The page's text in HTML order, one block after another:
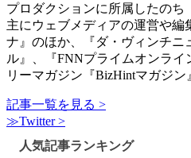
プロダクションに所属したのち
主にウェブメディアの運営や編
ナ』のほか、『ダ・ヴィンチニ
ル』、『FNNプライムオンライ
リーマガジン『BizHintマガジン
記事一覧を見る >
≫Twitter >
人気記事ランキング